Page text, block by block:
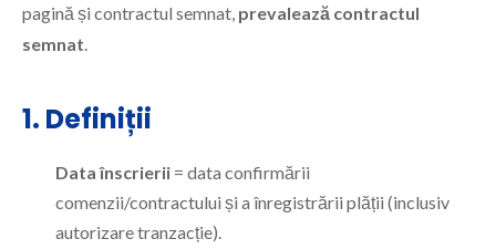
pagină și contractul semnat, prevalează contractul
semnat.
1. Definiții
Data înscrierii = data confirmării
comenzii/contractului și a înregistrării plății (inclusiv
autorizare tranzacție).